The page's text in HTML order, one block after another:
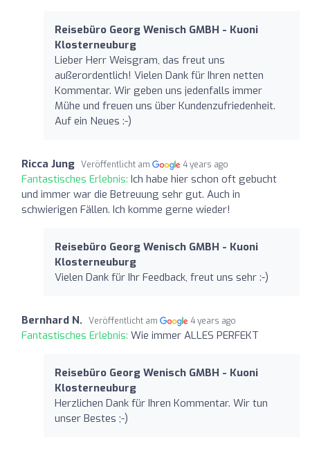
Reisebüro Georg Wenisch GMBH - Kuoni
Klosterneuburg
Lieber Herr Weisgram, das freut uns
außerordentlich! Vielen Dank für Ihren netten
Kommentar. Wir geben uns jedenfalls immer
Mühe und freuen uns über Kundenzufriedenheit.
Auf ein Neues :-)
Ricca Jung Veröffentlicht am 4 years ago
Fantastisches Erlebnis: Ich habe hier schon oft gebucht
und immer war die Betreuung sehr gut. Auch in
schwierigen Fällen. Ich komme gerne wieder!
Reisebüro Georg Wenisch GMBH - Kuoni
Klosterneuburg
Vielen Dank für Ihr Feedback, freut uns sehr :-)
Bernhard N. Veröffentlicht am 4 years ago
Fantastisches Erlebnis: Wie immer ALLES PERFEKT
Reisebüro Georg Wenisch GMBH - Kuoni
Klosterneuburg
Herzlichen Dank für Ihren Kommentar. Wir tun
unser Bestes ;-)